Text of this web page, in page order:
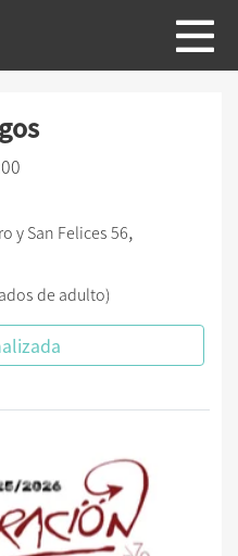
y San Felices 56,
de adulto)